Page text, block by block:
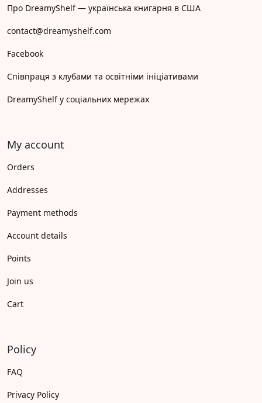
Про DreamyShelf — українська книгарня в США
contact@dreamyshelf.com
Facebook
Співпраця з клубами та освітніми ініціативами
DreamyShelf у соціальних мережах
My account
Orders
Addresses
Payment methods
Account details
Points
Join us
Cart
Policy
FAQ
Privacy Policy